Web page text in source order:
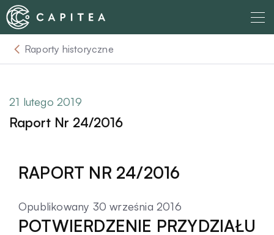
Skip
to
content
O nas
Dla Wierzyciela
Dla Dłużnika
Komunikaty
Raporty historyczne
21 lutego 2019
Raport Nr 24/2016
RAPORT NR 24/2016
Opublikowany 30 września 2016
POTWIERDZENIE PRZYDZIAŁU